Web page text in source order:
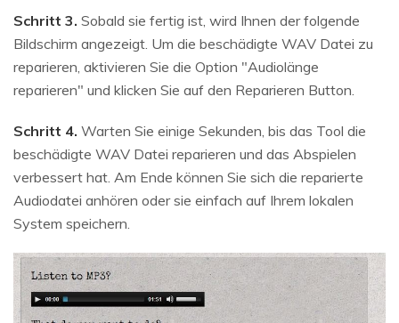
Schritt 3. Sobald sie fertig ist, wird Ihnen der folgende
Bildschirm angezeigt. Um die beschädigte WAV Datei zu
reparieren, aktivieren Sie die Option "Audiolänge
reparieren" und klicken Sie auf den Reparieren Button.
Schritt 4. Warten Sie einige Sekunden, bis das Tool die
beschädigte WAV Datei reparieren und das Abspielen
verbessert hat. Am Ende können Sie sich die reparierte
Audiodatei anhören oder sie einfach auf Ihrem lokalen
System speichern.